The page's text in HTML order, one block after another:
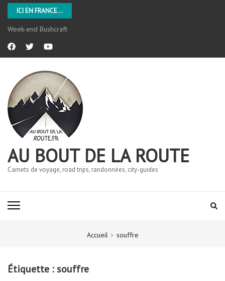
ICI EN FRANCE...
Week-end Bushcraft
AU BOUT DE LA ROUTE
Carnets de voyage, road trips, randonnées, city-guides
Accueil > souffre
Étiquette :souffre